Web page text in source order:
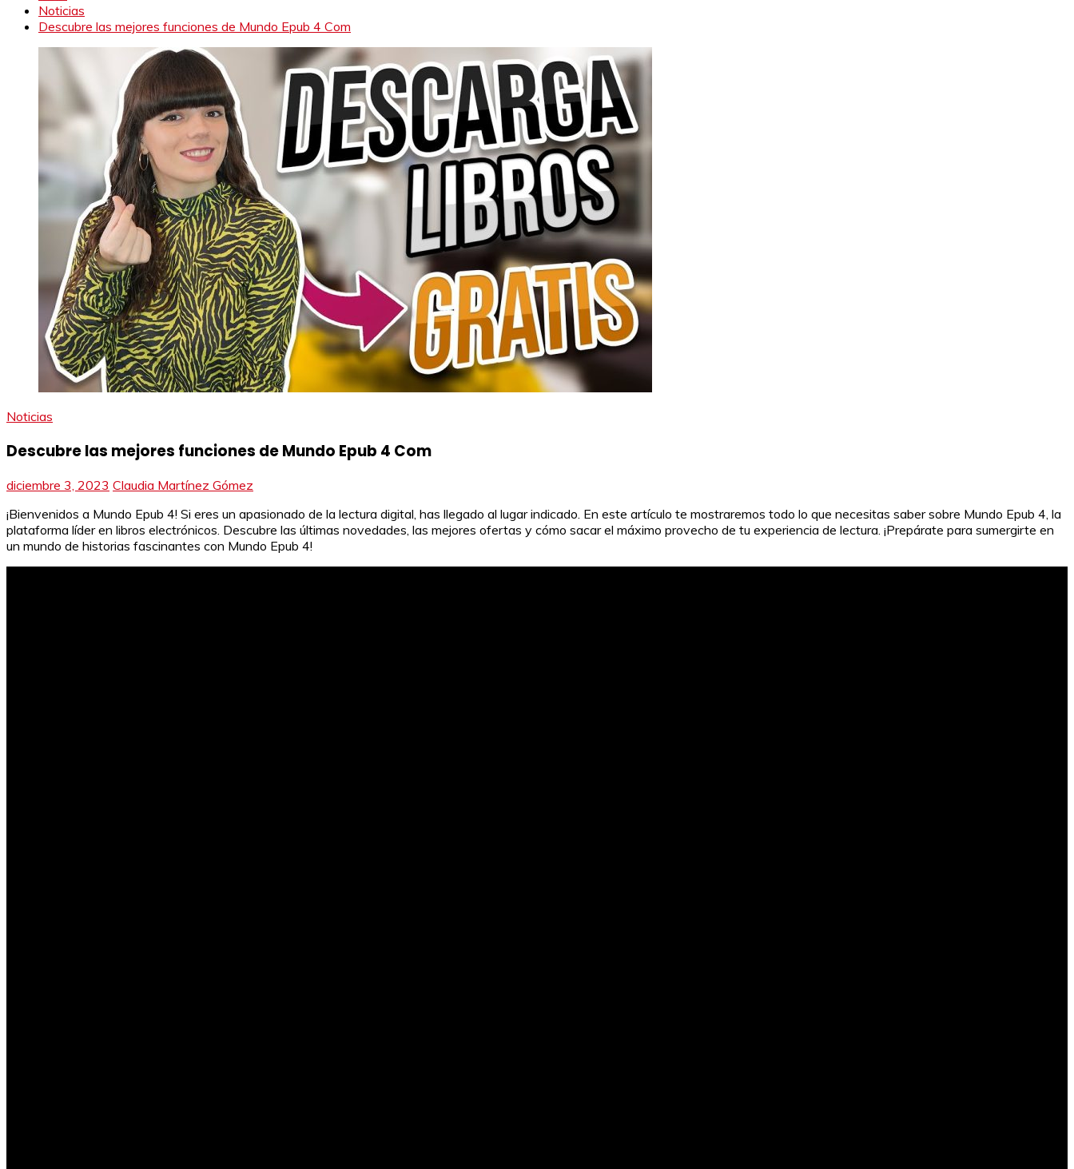
Noticias
Descubre las mejores funciones de Mundo Epub 4 Com
Noticias
Descubre las mejores funciones de Mundo Epub 4 Com
diciembre 3, 2023 Claudia Martínez Gómez
¡Bienvenidos a Mundo Epub 4! Si eres un apasionado de la lectura digital, has llegado al lugar indicado. En este artículo te mostraremos todo lo que necesitas saber sobre Mundo Epub 4, la
plataforma líder en libros electrónicos. Descubre las últimas novedades, las mejores ofertas y cómo sacar el máximo provecho de tu experiencia de lectura. ¡Prepárate para sumergirte en
un mundo de historias fascinantes con Mundo Epub 4!